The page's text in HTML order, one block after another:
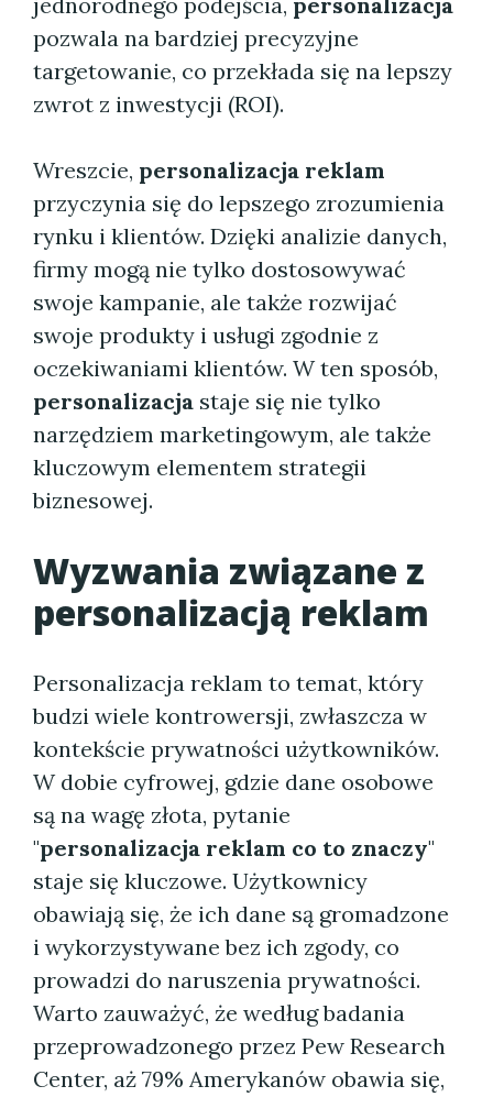
pozwala na bardziej precyzyjne
targetowanie, co przekłada się na lepszy
zwrot z inwestycji (ROI).
Wreszcie, personalizacja reklam
przyczynia się do lepszego zrozumienia
rynku i klientów. Dzięki analizie danych,
firmy mogą nie tylko dostosowywać
swoje kampanie, ale także rozwijać
swoje produkty i usługi zgodnie z
oczekiwaniami klientów. W ten sposób,
personalizacja staje się nie tylko
narzędziem marketingowym, ale także
kluczowym elementem strategii
biznesowej.
Wyzwania związane z
personalizacją reklam
Personalizacja reklam to temat, który
budzi wiele kontrowersji, zwłaszcza w
kontekście prywatności użytkowników.
W dobie cyfrowej, gdzie dane osobowe
są na wagę złota, pytanie
"personalizacja reklam co to znaczy"
staje się kluczowe. Użytkownicy
obawiają się, że ich dane są gromadzone
i wykorzystywane bez ich zgody, co
prowadzi do naruszenia prywatności.
Warto zauważyć, że według badania
przeprowadzonego przez Pew Research
Center, aż 79% Amerykanów obawia się,